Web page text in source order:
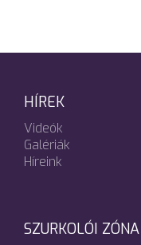
HÍREK
Videók
Galériák
Híreink
SZURKOLÓI ZÓNA